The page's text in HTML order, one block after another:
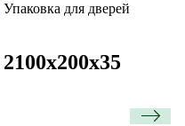
Упаковка для дверей